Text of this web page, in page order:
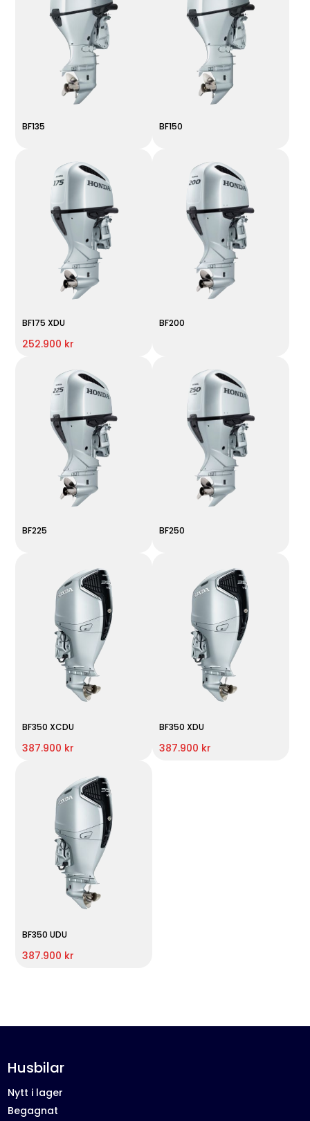
BF135 BF150
BF175 XDU
252.900 kr
BF200
BF225 BF250
BF350 XCDU
387.900 kr
BF350 XDU
387.900 kr
BF350 UDU
387.900 kr
Husbilar
Nytt i lager
Begagnat